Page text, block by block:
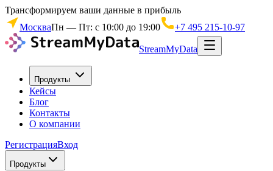
Трансформируем ваши данные в прибыль
МоскваПн — Пт: с 10:00 до 19:00 +7 495 215-10-97
StreamMyData
Продукты
Кейсы
Блог
Контакты
О компании
РегистрацияВход
Продукты